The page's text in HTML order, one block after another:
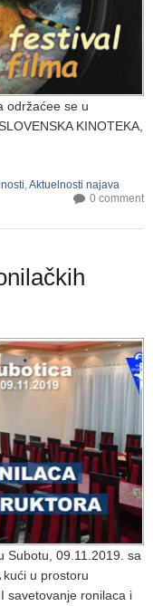
održaćee se u
KINOTEKA,
,Aktuelnosti najava
0 comment
Subotu, 09.11.2019. sa
kući u prostoru
savetovanje ronilaca i